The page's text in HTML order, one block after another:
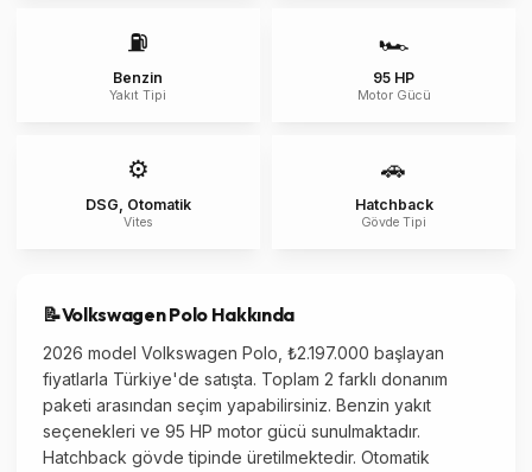
⛽
Benzin
Yakıt Tipi
🏎️
95 HP
Motor Gücü
⚙️
DSG, Otomatik
Vites
🚗
Hatchback
Gövde Tipi
📝VolkswagenPoloHakkında
2026 model Volkswagen Polo, ₺2.197.000 başlayan
fiyatlarla Türkiye'de satışta. Toplam 2 farklı donanım
paketi arasından seçim yapabilirsiniz. Benzin yakıt
seçenekleri ve 95 HP motor gücü sunulmaktadır.
Hatchback gövde tipinde üretilmektedir. Otomatik